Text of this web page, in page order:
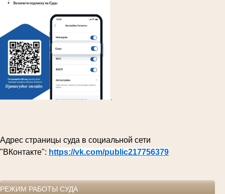
Адрес страницы суда в социальной сети
"ВКонтакте": https://vk.com/public217756379
РЕЖИМ РАБОТЫ СУДА